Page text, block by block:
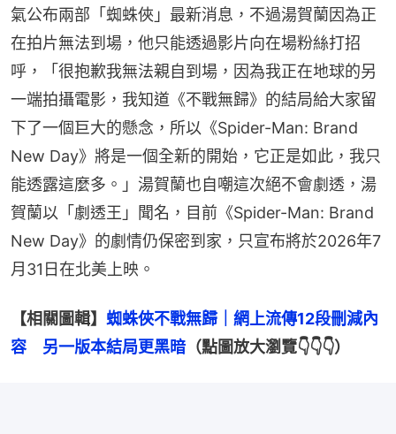
氣公布兩部「蜘蛛俠」最新消息，不過湯賀蘭因為正
在拍片無法到場，他只能透過影片向在場粉絲打招
呼，「很抱歉我無法親自到場，因為我正在地球的另
一端拍攝電影，我知道《不戰無歸》的結局給大家留
下了一個巨大的懸念，所以《Spider-Man: Brand
New Day》將是一個全新的開始，它正是如此，我只
能透露這麼多。」湯賀蘭也自嘲這次絕不會劇透，湯
賀蘭以「劇透王」聞名，目前《Spider-Man: Brand
New Day》的劇情仍保密到家，只宣布將於2026年7
月31日在北美上映。
【相關圖輯】 蜘蛛俠不戰無歸｜網上流傳12段刪減內
容　另一版本結局更黑暗 （點圖放大瀏覽👇👇👇）